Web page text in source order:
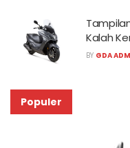
Kalah
BY GDA
Populer